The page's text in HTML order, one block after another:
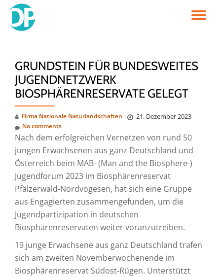
Skip
GRUNDSTEIN FÜR BUNDESWEITES
JUGENDNETZWERK
BIOSPHÄRENRESERVATE GELEGT
Firma Nationale Naturlandschaften 21. Dezember 2023
No comments
Nach dem erfolgreichen Vernetzen von rund 50
jungen Erwachsenen aus ganz Deutschland und
Österreich beim MAB- (Man and the Biosphere-)
Jugendforum 2023 im Biosphärenreservat
Pfälzerwald-Nordvogesen, hat sich eine Gruppe
aus Engagierten zusammengefunden, um die
Jugendpartizipation in deutschen
Biosphärenreservaten weiter voranzutreiben.
19 junge Erwachsene aus ganz Deutschland trafen
sich am zweiten Novemberwochenende im
Biosphärenreservat Südost-Rügen. Unterstützt